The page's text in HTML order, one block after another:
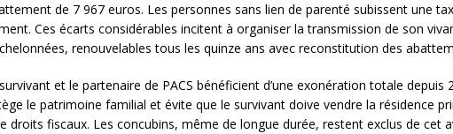
de 7 967 euros. Les personnes sans lien de parenté subissent une
Ces écarts considérables incitent à organiser la transmission de son
renouvelables tous les quinze ans avec reconstitution des
et le partenaire de PACS bénéficient d’une exonération totale depuis
le patrimoine familial et évite que le survivant doive vendre la résidence
droits fiscaux. Les concubins, même de longue durée, restent exclus de cet